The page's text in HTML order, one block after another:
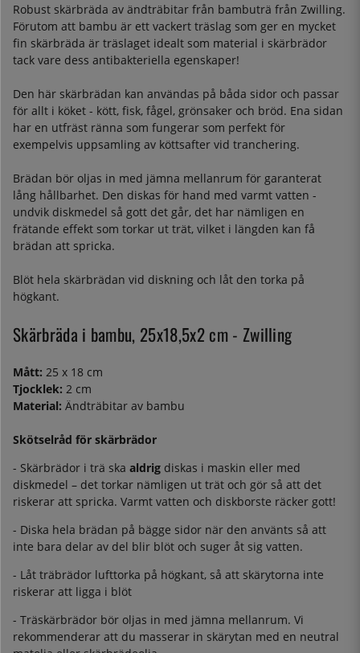
Robust skärbräda av ändträbitar från bambuträ från Zwilling.
Förutom att bambu är ett vackert träslag som ger en mycket
fin skärbräda är träslaget idealt som material i skärbrädor
tack vare dess antibakteriella egenskaper!
Den här skärbrädan kan användas på båda sidor och passar
för allt i köket - kött, fisk, fågel, grönsaker och bröd. Ena sidan
har en utfräst ränna som fungerar som perfekt för
exempelvis uppsamling av köttsafter vid tranchering.
Brädan bör oljas in med jämna mellanrum för garanterat
lång hållbarhet. Den diskas för hand med varmt vatten -
undvik diskmedel så gott det går, det har nämligen en
frätande effekt som torkar ut trät, vilket i längden kan få
brädan att spricka.
Blöt hela skärbrädan vid diskning och låt den torka på
högkant.
Skärbräda i bambu, 25x18,5x2 cm - Zwilling
Mått: 25 x 18 cm
Tjocklek: 2 cm
Material: Ändträbitar av bambu
Skötselråd för skärbrädor
- Skärbrädor i trä ska aldrig diskas i maskin eller med
diskmedel – det torkar nämligen ut trät och gör så att det
riskerar att spricka. Varmt vatten och diskborste räcker gott!
- Diska hela brädan på bägge sidor när den använts så att
inte bara delar av del blir blöt och suger åt sig vatten.
- Låt träbrädor lufttorka på högkant, så att skärytorna inte
riskerar att ligga i blöt
- Träskärbrädor bör oljas in med jämna mellanrum. Vi
rekommenderar att du masserar in skärytan med en neutral